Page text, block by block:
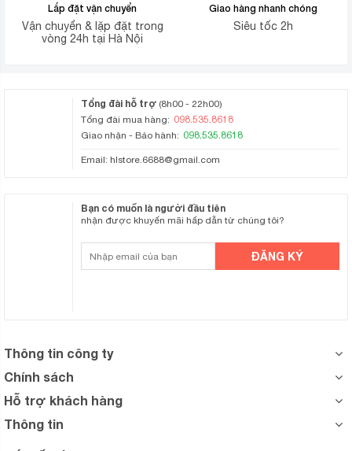
Lắp đặt vận chuyển
Vận chuyển & lặp đặt trong
vòng 24h tại Hà Nội
Giao hàng nhanh chóng
Siêu tốc 2h
Tổng đài hỗ trợ (8h00 - 22h00)
Tổng đài mua hàng: 098.535.8618
Giao nhận - Bảo hành: 098.535.8618
Email: hlstore.6688@gmail.com
Bạn có muốn là người đầu tiên
nhận được khuyến mãi hấp dẫn từ chúng tôi?
Thông tin công ty
Chính sách
Hỗ trợ khách hàng
Thông tin